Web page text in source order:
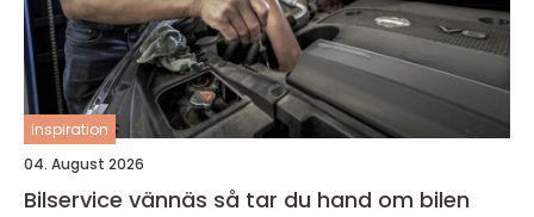
inspiration
04. August 2026
Bilservice vännäs så tar du hand om bilen